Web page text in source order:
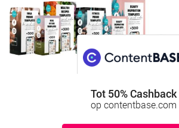
Tot 50% Cashback
op contentbase.com